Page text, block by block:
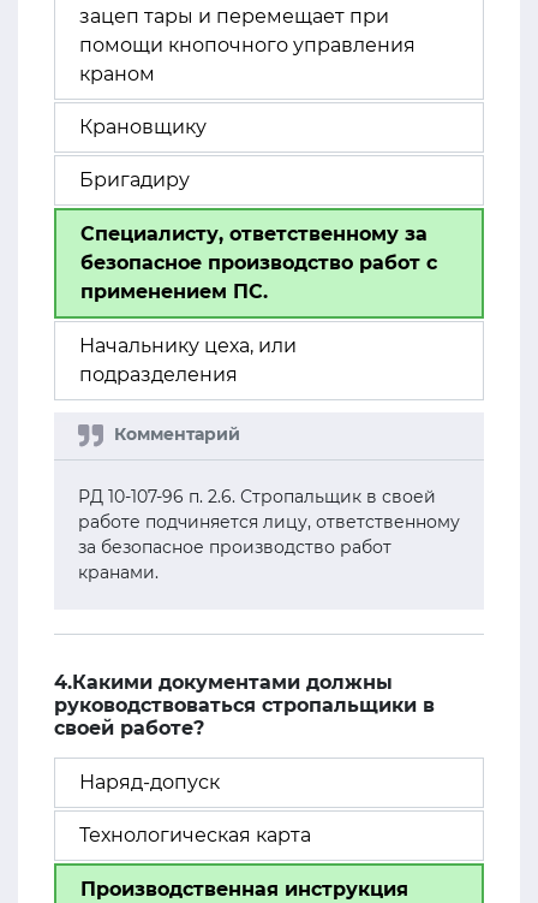
зацеп тары и перемещает при
помощи кнопочного управления
краном
Крановщику
Бригадиру
Специалисту, ответственному за
безопасное производство работ с
применением ПС.
Начальнику цеха, или
подразделения
РД 10-107-96 п. 2.6. Стропальщик в своей
работе подчиняется лицу, ответственному
за безопасное производство работ
кранами.
4.Какими документами должны
руководствоваться стропальщики в
своей работе?
Наряд-допуск
Технологическая карта
Производственная инструкция